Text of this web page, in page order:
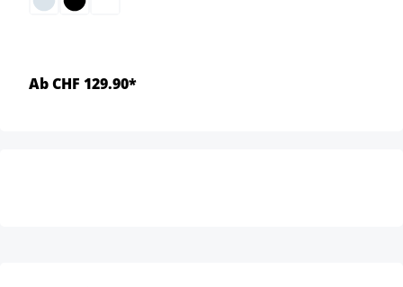
Ab CHF 129.90*